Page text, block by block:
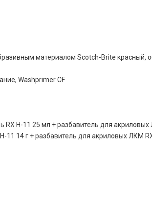
материалом Scotch-Brite красный,
Washprimer CF
H-11 25 мл + разбавитель для
11 14 г + разбавитель для акриловых ЛКМ